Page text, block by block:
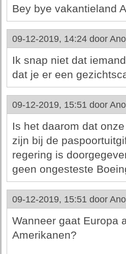
Bey bye vakantieland
09-12-2019, 14:24 door
Ik snap niet dat
dat je er een
09-12-2019, 15:51 door
Is het daarom dat
zijn bij de
regering is
geen ongesteste
09-12-2019, 15:51 door
Wanneer gaat Europa
Amerikanen?